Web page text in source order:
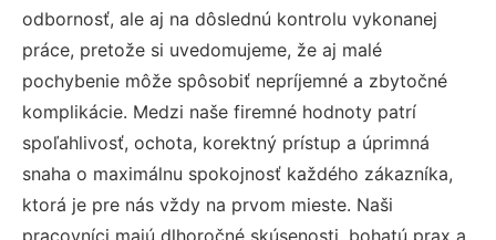
odbornosť, ale aj na dôslednú kontrolu vykonanej
práce, pretože si uvedomujeme, že aj malé
pochybenie môže spôsobiť nepríjemné a zbytočné
komplikácie. Medzi naše firemné hodnoty patrí
spoľahlivosť, ochota, korektný prístup a úprimná
snaha o maximálnu spokojnosť každého zákazníka,
ktorá je pre nás vždy na prvom mieste. Naši
pracovníci majú dlhoročné skúsenosti, bohatú prax a